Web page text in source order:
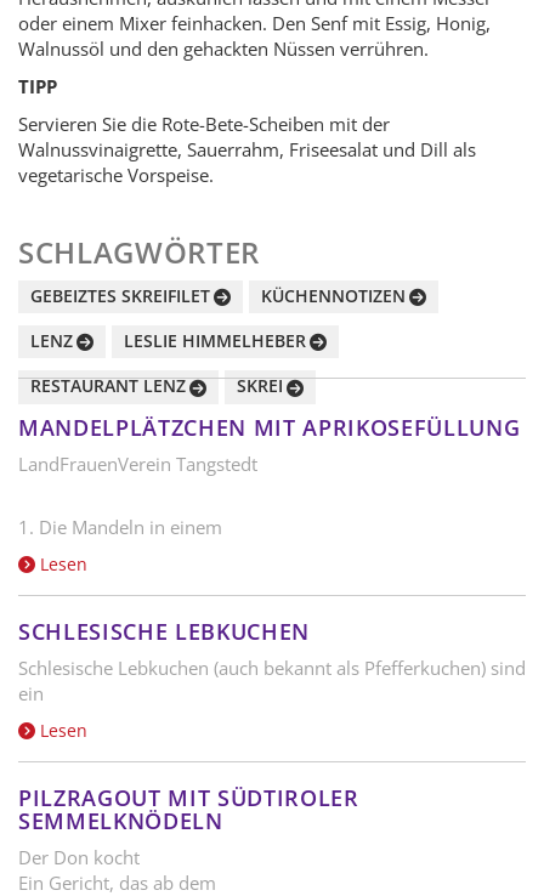
oder einem Mixer feinhacken. Den Senf mit Essig, Honig,
Walnussöl und den gehackten Nüssen verrühren.
TIPP
Servieren Sie die Rote-Bete-Scheiben mit der
Walnussvinaigrette, Sauerrahm, Friseesalat und Dill als
vegetarische Vorspeise.
SCHLAGWÖRTER
GEBEIZTES SKREIFILET
KÜCHENNOTIZEN
LENZ
LESLIE HIMMELHEBER
RESTAURANT LENZ
SKREI
MANDELPLÄTZCHEN MIT APRIKOSEFÜLLUNG
LandFrauenVerein Tangstedt
1. Die Mandeln in einem
Lesen
SCHLESISCHE LEBKUCHEN
Schlesische Lebkuchen (auch bekannt als Pfefferkuchen) sind
ein
Lesen
PILZRAGOUT MIT SÜDTIROLER
SEMMELKNÖDELN
Der Don kocht
Ein Gericht, das ab dem